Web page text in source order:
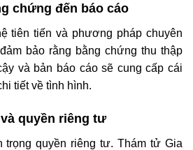
chứng đến báo cáo
tiên tiến và phương pháp chuyên
bảo rằng bằng chứng thu thập
và bản báo cáo sẽ cung cấp cái
tiết về tình hình.
quyền riêng tư
trọng quyền riêng tư. Thám tử Gia